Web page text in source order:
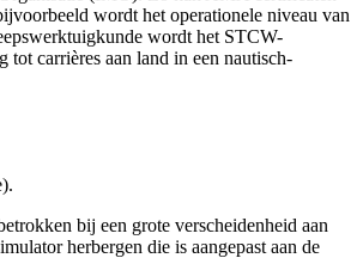
wordt het operationele niveau van
wordt het STCW-
tot carrières aan land in een nautisch-
bij een grote verscheidenheid aan
herbergen die is aangepast aan de